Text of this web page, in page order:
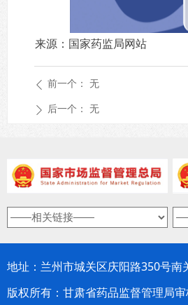
来源：国家药监局网站
ꄴ 前一个： 无
ꄲ 后一个： 无
地址：兰州市城关区庆阳路350号
版权所有：甘肃省药品监督管理局